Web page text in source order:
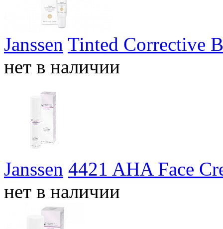
Janssen Tinted Corrective
нет в наличии
Janssen 4421 AHA Face
нет в наличии